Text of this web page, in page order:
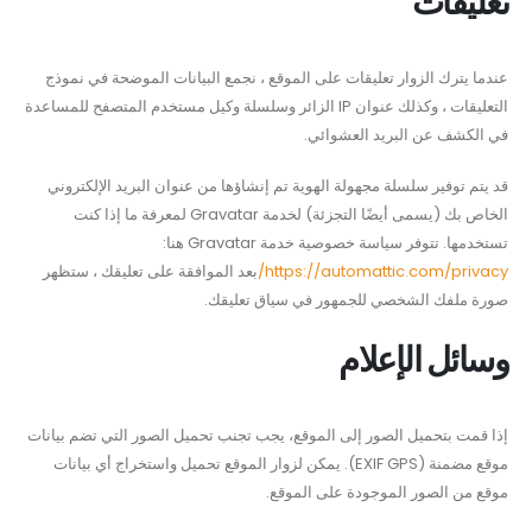
عندما يترك الزوار تعليقات على الموقع ، نجمع البيانات الموضحة في نموذج
التعليقات ، وكذلك عنوان IP الزائر وسلسلة وكيل مستخدم المتصفح للمساعدة
في الكشف عن البريد العشوائي.
قد يتم توفير سلسلة مجهولة الهوية تم إنشاؤها من عنوان البريد الإلكتروني
الخاص بك (يسمى أيضًا التجزئة) لخدمة Gravatar لمعرفة ما إذا كنت
تستخدمها. تتوفر سياسة خصوصية خدمة Gravatar هنا:
https://automattic.com/privacy/ بعد الموافقة على تعليقك ، ستظهر
صورة ملفك الشخصي للجمهور في سياق تعليقك.
وسائل الإعلام
إذا قمت بتحميل الصور إلى الموقع، يجب تجنب تحميل الصور التي تضم بيانات
موقع مضمنة (EXIF GPS). يمكن لزوار الموقع تحميل واستخراج أي بيانات
موقع من الصور الموجودة على الموقع.